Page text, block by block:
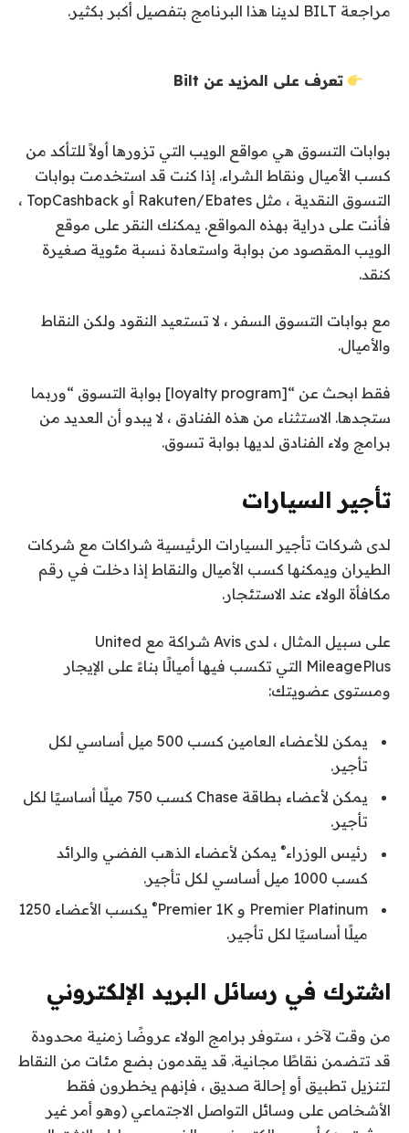
مراجعة BILT لدينا هذا البرنامج بتفصيل أكبر بكثير.
تعرف على المزيد عن Bilt
بوابات التسوق هي مواقع الويب التي تزورها أولاً للتأكد من
كسب الأميال ونقاط الشراء. إذا كنت قد استخدمت بوابات
التسوق النقدية ، مثل Rakuten/Ebates أو TopCashback ،
فأنت على دراية بهذه المواقع. يمكنك النقر على موقع
الويب المقصود من بوابة واستعادة نسبة مئوية صغيرة
كنقد.
مع بوابات التسوق السفر ، لا تستعيد النقود ولكن النقاط
والأميال.
فقط ابحث عن “[loyalty program] بوابة التسوق “وربما
ستجدها. الاستثناء من هذه الفنادق ، لا يبدو أن العديد من
برامج ولاء الفنادق لديها بوابة تسوق.
تأجير السيارات
لدى شركات تأجير السيارات الرئيسية شراكات مع شركات
الطيران ويمكنها كسب الأميال والنقاط إذا دخلت في رقم
مكافأة الولاء عند الاستئجار.
على سبيل المثال ، لدى Avis شراكة مع United
MileagePlus التي تكسب فيها أميالًا بناءً على الإيجار
ومستوى عضويتك:
يمكن للأعضاء العامين كسب 500 ميل أساسي لكل
تأجير.
يمكن لأعضاء بطاقة Chase كسب 750 ميلًا أساسيًا لكل
تأجير.
رئيس الوزراء® يمكن لأعضاء الذهب الفضي والرائد
كسب 1000 ميل أساسي لكل تأجير.
Premier Platinum و Premier 1K
®
يكسب الأعضاء 1250
ميلًا أساسيًا لكل تأجير.
اشترك في رسائل البريد الإلكتروني
من وقت لآخر ، ستوفر برامج الولاء عروضًا زمنية محدودة
قد تتضمن نقاطًا مجانية. قد يقدمون بضع مئات من النقاط
لتنزيل تطبيق أو إحالة صديق ، فإنهم يخطرون فقط
الأشخاص على وسائل التواصل الاجتماعي (وهو أمر غير